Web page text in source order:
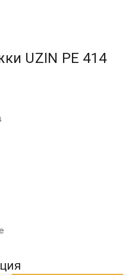
UZIN PE 414